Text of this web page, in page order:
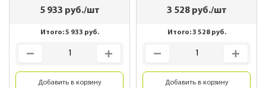
5 933 руб./шт
Итого:5 933 руб.
Добавить в корзину
3 528руб./шт
Итого:3 528руб.
Добавить в корзину